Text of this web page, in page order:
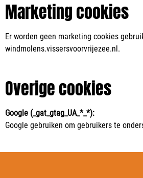
Marketing cookies
Er worden geen marketing cookies
windmolens.vissersvoorvrijezee.nl.
Overige cookies
Google (_gat_gtag_UA_*_*):
Google gebruiken om gebruikers te